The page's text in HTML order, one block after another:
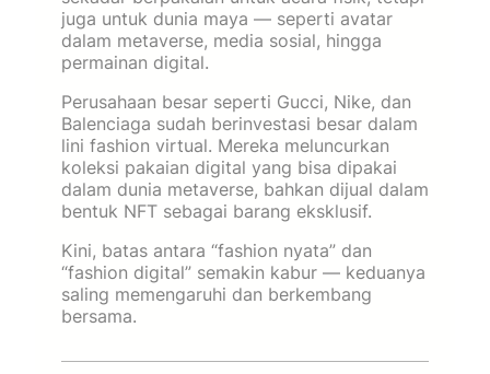
juga untuk dunia maya — seperti avatar
dalam metaverse, media sosial, hingga
permainan digital.
Perusahaan besar seperti Gucci, Nike, dan
Balenciaga sudah berinvestasi besar dalam
lini fashion virtual. Mereka meluncurkan
koleksi pakaian digital yang bisa dipakai
dalam dunia metaverse, bahkan dijual dalam
bentuk NFT sebagai barang eksklusif.
Kini, batas antara “fashion nyata” dan
“fashion digital” semakin kabur — keduanya
saling memengaruhi dan berkembang
bersama.